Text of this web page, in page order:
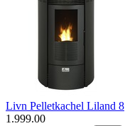
Livn Pelletkachel Liland 8
1.999.00